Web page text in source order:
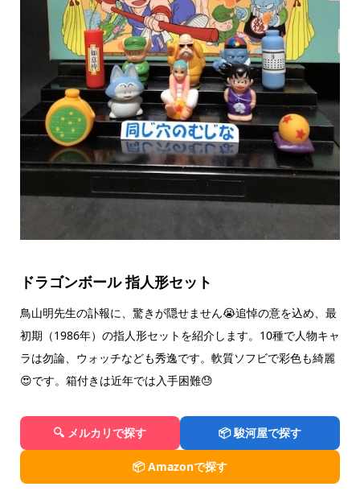
ドラゴンボール 指人形セット
鳥山明先生の訃報に、驚きが隠せません😭追悼の意を込め、最
初期（1986年）の指人形セットを紹介します。10種で人物キャ
ラは勿論、ウォッチなども秀逸です。軟質ソフビで彩色も綺麗
😍です。箱付きは近年では入手困難😓
🔍 メルカリで探す 📦 駿河屋で探す
📦 Amazonで探す